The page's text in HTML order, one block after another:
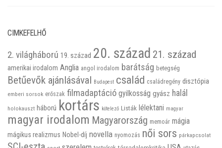
CIMKEFELHŐ
2. világháború 19. század 20. század 21. század
amerikai irodalom Anglia angol irodalom barátság betegség
Betűevők ajánlásával Budapest család családregény disztópia
emberi sorsok erőszak filmadaptáció gyilkosság gyász halál
holokauszt háború kortárs kötelező Listák lélektani magyar
magyar irodalom Magyarország memoár mágia
mágikus realizmus Nobel-díj novella nyomozás női sors párkapcsolat